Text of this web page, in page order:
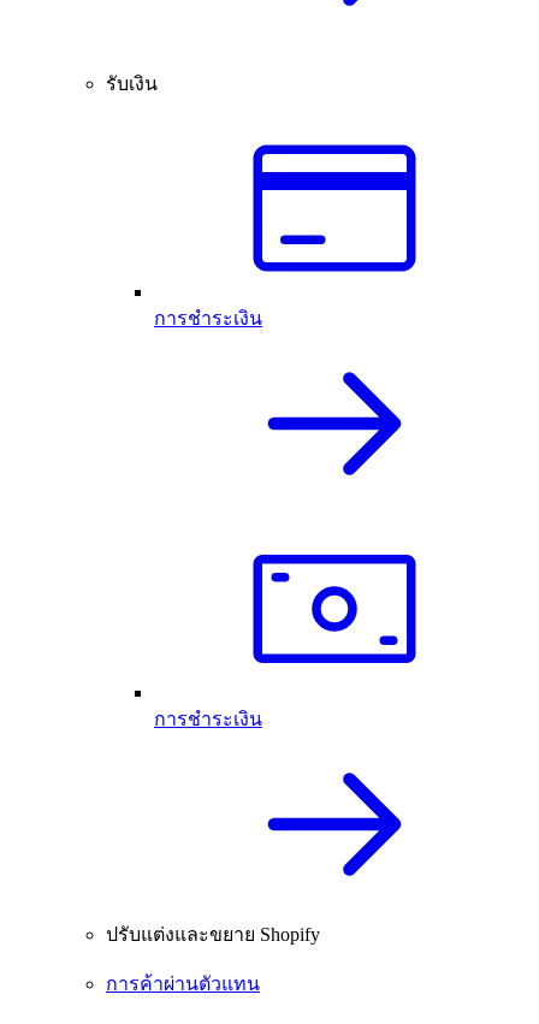
รับเงิน
การชำระเงิน
การชำระเงิน
ปรับแต่งและขยาย Shopify
การค้าผ่านตัวแทน